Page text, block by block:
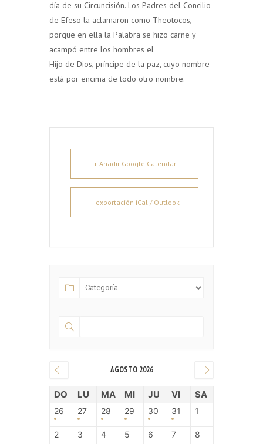
día de su Circuncisión. Los Padres del Concilio
de Efeso la aclamaron como Theotocos,
porque en ella la Palabra se hizo carne y
acampó entre los hombres el
Hijo de Dios, príncipe de la paz, cuyo nombre
está por encima de todo otro nombre.
+ Añadir Google Calendar
+ exportación iCal / Outlook
AGOSTO 2026
DO LU MA MI JU VI SA
26 27 28 29 30 31 1
2 3 4 5 6 7 8